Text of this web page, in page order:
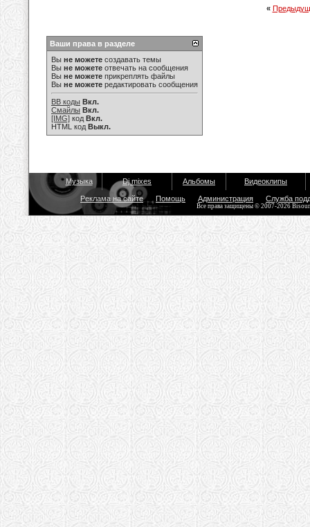
«
Ваши права в разделе
Вы не можете создавать темы
Вы не можете отвечать на сообщения
Вы не можете прикреплять файлы
Вы не можете редактировать сообщения
BB коды Вкл.
Смайлы Вкл.
[IMG] код Вкл.
HTML код Выкл.
Музыка Dj mixes Альбомы Видеоклипы
Реклама на сайте Помощь Администрация Служба
Все права защищены © 2007-2026